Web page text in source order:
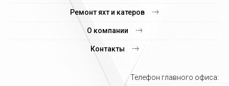
Ремонт яхт и катеров
О компании
Контакты
Телефон главного офиса: